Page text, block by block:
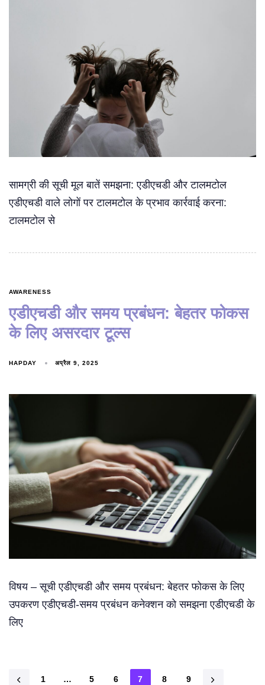
सामग्री की सूची मूल बातें समझना: एडीएचडी और टालमटोल
एडीएचडी वाले लोगों पर टालमटोल के प्रभाव कार्रवाई करना:
टालमटोल से
AWARENESS
एडीएचडी और समय प्रबंधन: बेहतर फोकस
के लिए असरदार टूल्स
HAPDAY अप्रैल 9, 2025
विषय – सूची एडीएचडी और समय प्रबंधन: बेहतर फोकस के लिए
उपकरण एडीएचडी-समय प्रबंधन कनेक्शन को समझना एडीएचडी के
लिए
1 … 5 6 7 8 9